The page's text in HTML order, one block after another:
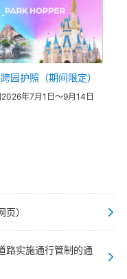
园护照（期间限定）
年7月1日～9月14日
）
路实施通行管制的通